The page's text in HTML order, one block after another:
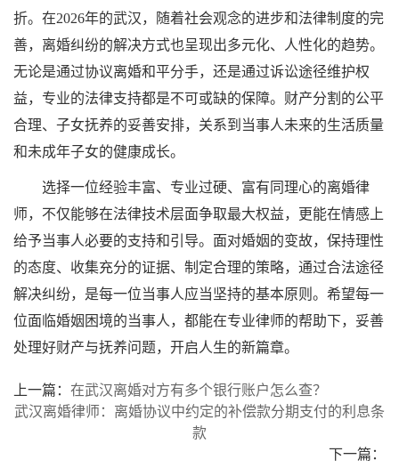
折。在2026年的武汉，随着社会观念的进步和法律制度的完
善，离婚纠纷的解决方式也呈现出多元化、人性化的趋势。
无论是通过协议离婚和平分手，还是通过诉讼途径维护权
益，专业的法律支持都是不可或缺的保障。财产分割的公平
合理、子女抚养的妥善安排，关系到当事人未来的生活质量
和未成年子女的健康成长。
选择一位经验丰富、专业过硬、富有同理心的离婚律
师，不仅能够在法律技术层面争取最大权益，更能在情感上
给予当事人必要的支持和引导。面对婚姻的变故，保持理性
的态度、收集充分的证据、制定合理的策略，通过合法途径
解决纠纷，是每一位当事人应当坚持的基本原则。希望每一
位面临婚姻困境的当事人，都能在专业律师的帮助下，妥善
处理好财产与抚养问题，开启人生的新篇章。
上一篇： 在武汉离婚对方有多个银行账户怎么查？
武汉离婚律师：离婚协议中约定的补偿款分期支付的利息条
款
下一篇：